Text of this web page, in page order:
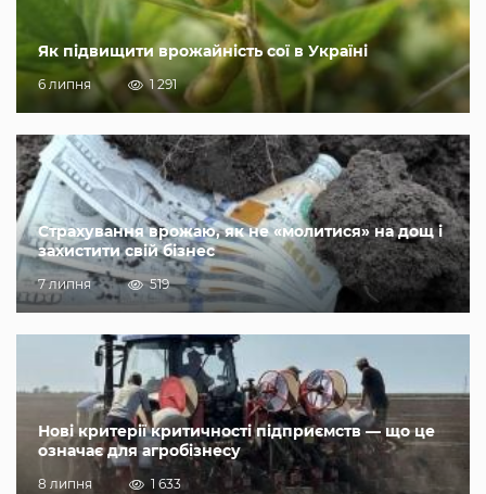
Як підвищити врожайність сої в Україні
6 липня 1 291
Страхування врожаю, як не «молитися» на дощ і
захистити свій бізнес
7 липня 519
Нові критерії критичності підприємств — що це
означає для агробізнесу
8 липня 1 633